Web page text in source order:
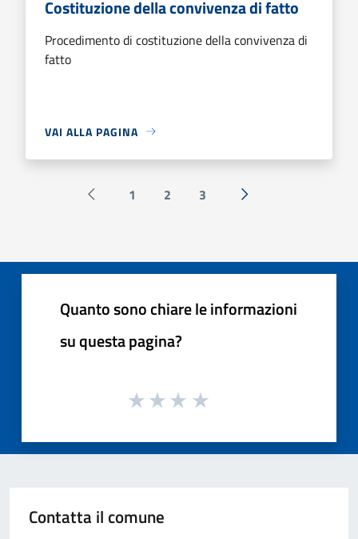
Costituzione della convivenza di fatto
Procedimento di costituzione della convivenza di
fatto
VAI ALLA PAGINA
Pagina precedente
1 2 3 Successiva »
Quanto sono chiare le informazioni
su questa pagina?
Contatta il comune